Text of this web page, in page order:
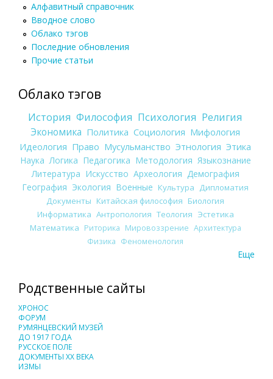
Алфавитный справочник
Вводное слово
Облако тэгов
Последние обновления
Прочие статьи
Облако тэгов
История Философия Психология Религия
Экономика Политика Социология Мифология
Идеология Право Мусульманство Этнология Этика
Наука Логика Педагогика Методология Языкознание
Литература Искусство Археология Демография
География Экология Военные Культура
Дипломатия
Документы Китайская философия Биология
Информатика Антропология Теология Эстетика
Математика Риторика Мировоззрение Архитектура
Физика Феноменология
Еще
Родственные сайты
ХРОНОС
ФОРУМ
РУМЯНЦЕВСКИЙ МУЗЕЙ
ДО 1917 ГОДА
РУССКОЕ ПОЛЕ
ДОКУМЕНТЫ XX ВЕКА
ИЗМЫ